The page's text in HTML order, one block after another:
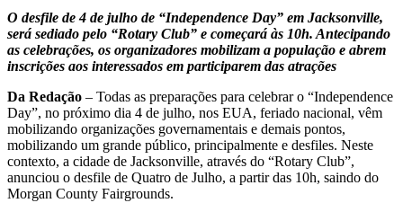
O desfile de 4 de julho de “Independence Day” em Jacksonville,
será sediado pelo “Rotary Club” e começará às 10h. Antecipando
as celebrações, os organizadores mobilizam a população e abrem
inscrições aos interessados em participarem das atrações
Da Redação – Todas as preparações para celebrar o “Independence
Day”, no próximo dia 4 de julho, nos EUA, feriado nacional, vêm
mobilizando organizações governamentais e demais pontos,
mobilizando um grande público, principalmente e desfiles. Neste
contexto, a cidade de Jacksonville, através do “Rotary Club”,
anunciou o desfile de Quatro de Julho, a partir das 10h, saindo do
Morgan County Fairgrounds.